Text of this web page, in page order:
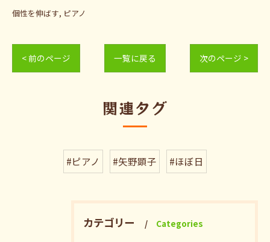
個性を伸ばす ピアノ
< 前のページ 一覧に戻る 次のページ >
関連タグ
#ピアノ #矢野顕子 #ほぼ日
カテゴリー Categories